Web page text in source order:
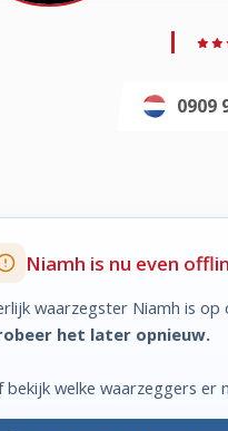
0909
Niamh is nu even
waarzegster Niamh is
het later opnieuw.
bekijk welke waarzeggers er